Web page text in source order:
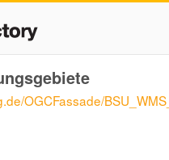
OGCFassade/